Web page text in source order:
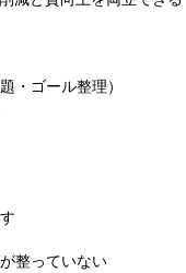
・ゴール整理）
整っていない